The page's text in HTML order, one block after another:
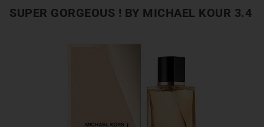
SUPER GORGEOUS ! BY MICHAEL KOUR 3.4